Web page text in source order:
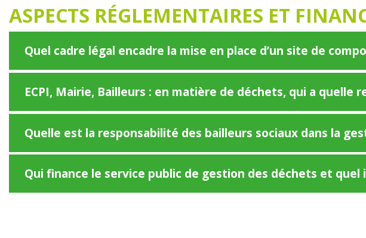
ASPECTS RÉGLEMENTAIRES ET
Quel cadre légal encadre la mise en place d’un site de
ECPI, Mairie, Bailleurs : en matière de déchets, qui a quelle
Quelle est la responsabilité des bailleurs sociaux dans la
Qui finance le service public de gestion des déchets et quel